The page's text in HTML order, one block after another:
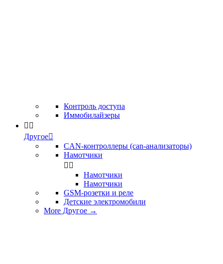
Контроль доступа
Иммобилайзеры
 
Другое
CAN-контроллеры (can-анализаторы)
Намотчики
 
Намотчики
Намотчики
GSM-розетки и реле
Детские электромобили
More Другое →